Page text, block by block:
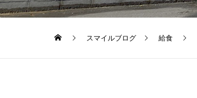
スマイルブログ 給食